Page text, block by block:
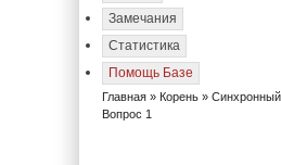
Замечания
Статистика
Помощь Базе
Главная » Корень » Синхронный
Вопрос 1